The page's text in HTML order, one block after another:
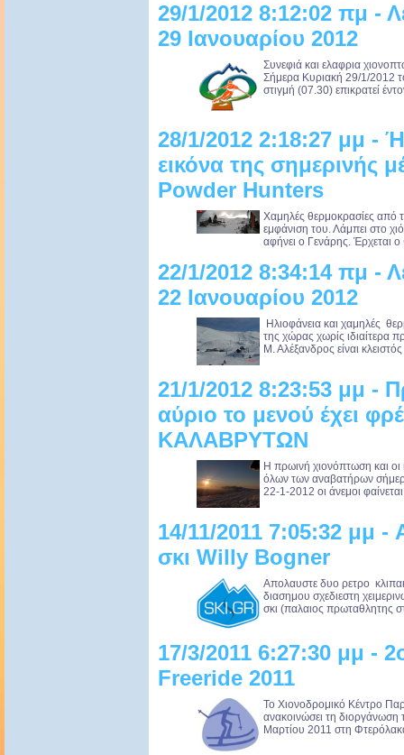
29/1/2012 8:12:02 πμ -
29 Ιανουαρίου 2012
Συνεφιά και ελαφρια
Σήμερα Κυριακή 29/1/2012
στιγμή (07.30) επικρατεί
28/1/2012 2:18:27 μμ -
εικόνα της σημερινής
Powder Hunters
Χαμηλές θερμοκρασίες από
εμφάνιση του. Λάμπει στο
αφήνει ο Γενάρης. Έρχεται
22/1/2012 8:34:14 πμ -
22 Ιανουαρίου 2012
Ηλιοφάνεια και χαμηλές
της χώρας χωρίς ιδιαίτερα
Μ. Αλέξανδρος είναι
21/1/2012 8:23:53 μμ -
αύριο το μενού έχει
ΚΑΛΑΒΡΥΤΩΝ
Η πρωινή χιονόπτωση και οι
όλων των αναβατήρων
22-1-2012 οι άνεμοι
14/11/2011 7:05:32 μμ -
σκι Willy Bogner
Απολαυστε δυο ρετρο
διασημου σχεδιεστη
σκι (παλαιος πρωταθλητης
17/3/2011 6:27:30 μμ -
Freeride 2011
Το Χιονοδρομικό Κέντρο
ανακοινώσει τη
Μαρτίου 2011 στη